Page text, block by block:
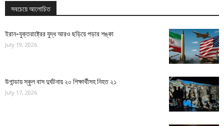
সবচেয়ে আলোচিত
ইরান-যুক্তরাষ্ট্রের যুদ্ধ আরও ছড়িয়ে পড়ার শঙ্কা
July 19, 2026
উগান্ডায় স্কুল বাস দুর্ঘটনায় ২০ শিক্ষার্থীসহ নিহত ২১
July 17, 2026